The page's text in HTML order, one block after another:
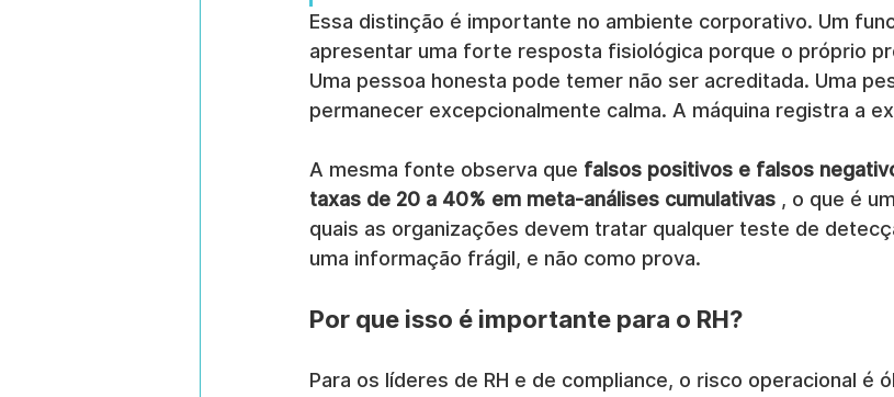
Essa distinção é importante no ambiente corporativo. Um
apresentar uma forte resposta fisiológica porque o próprio
Uma pessoa honesta pode temer não ser acreditada. Uma
permanecer excepcionalmente calma. A máquina registra a
A mesma fonte observa que falsos positivos e falsos
taxas de 20 a 40% em meta-análises cumulativas , o que é
quais as organizações devem tratar qualquer teste de
uma informação frágil, e não como prova.
Por que isso é importante para o RH?
Para os líderes de RH e de compliance, o risco operacional é